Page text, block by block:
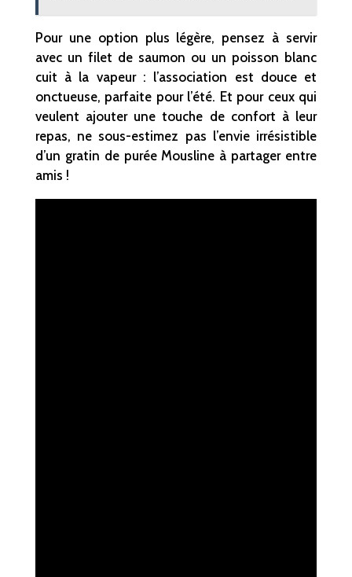
Pour une option plus légère, pensez à servir
avec un filet de saumon ou un poisson blanc
cuit à la vapeur : l’association est douce et
onctueuse, parfaite pour l’été. Et pour ceux qui
veulent ajouter une touche de confort à leur
repas, ne sous-estimez pas l’envie irrésistible
d’un gratin de purée Mousline à partager entre
amis !